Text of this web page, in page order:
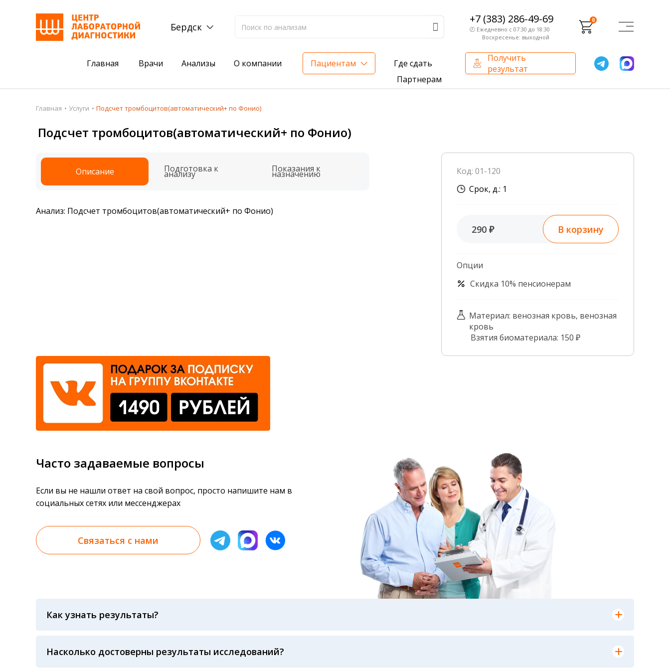
Бердск
+7 (383) 286-49-69
🕗 Ежедневно с 07:30 до 18:30
Воскресенье: выходной
0
Главная Врачи Анализы О компании Пациентам
Где сдать
Партнерам
Получить
результат
Пациентам
Акции
Подготовка к анализам
Получить результаты
Налоговый вычет
Акции
Комплексный анализ на жирорастворимые витамины — всего 3 999 ₽
Сдать клеща на анализ для проверки на наличие инфекций
Внутренний аудит
Сотрудники лаборатории
Главная Услуги Подсчет тромбоцитов(автоматический+ по Фонио)
Подсчет тромбоцитов(автоматический+ по Фонио)
Описание Подготовка к
анализу Показания к
назначению
Анализ: Подсчет тромбоцитов(автоматический+ по Фонио)
Код: 01-120
Срок, д.: 1
290 ₽ В корзину
Опции
Скидка 10% пенсионерам
Материал: венозная кровь, венозная
кровь
Взятия биоматериала: 150 ₽
Часто задаваемые вопросы
Если вы не нашли ответ на свой вопрос, просто напишите нам в
социальных сетях или мессенджерах
Связаться с нами
Как узнать результаты?
анализов при предъявлении паспорта или чека об оплате
Насколько достоверны результаты исследований?
Гарантия качества лабораторных тестов обеспечивается соблюдением международных стандартов выполнения лабораторных исследований и